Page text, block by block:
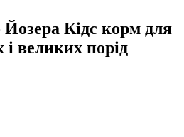
Кідс корм для
і великих порід